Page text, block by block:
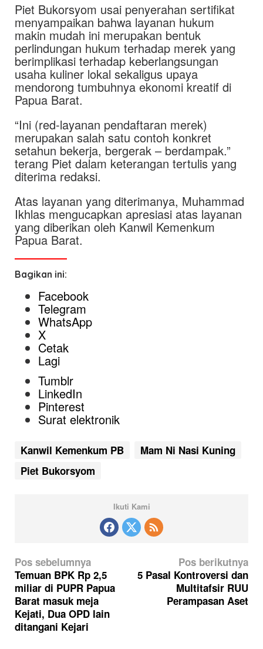
Piet Bukorsyom usai penyerahan sertifikat
menyampaikan bahwa layanan hukum
makin mudah ini merupakan bentuk
perlindungan hukum terhadap merek yang
berimplikasi terhadap keberlangsungan
usaha kuliner lokal sekaligus upaya
mendorong tumbuhnya ekonomi kreatif di
Papua Barat.
“Ini (red-layanan pendaftaran merek)
merupakan salah satu contoh konkret
setahun bekerja, bergerak – berdampak.”
terang Piet dalam keterangan tertulis yang
diterima redaksi.
Atas layanan yang diterimanya, Muhammad
Ikhlas mengucapkan apresiasi atas layanan
yang diberikan oleh Kanwil Kemenkum
Papua Barat.
Bagikan ini:
Facebook
Telegram
WhatsApp
X
Cetak
Lagi
Tumblr
LinkedIn
Pinterest
Surat elektronik
Kanwil Kemenkum PB
Mam Ni Nasi Kuning
Piet Bukorsyom
Ikuti Kami
N
a
v
i
g
Pos sebelumnya
Temuan BPK Rp 2,5
miliar di PUPR Papua
Barat masuk meja
Kejati, Dua OPD lain
ditangani Kejari
Pos berikutnya
5 Pasal Kontroversi dan
Multitafsir RUU
Perampasan Aset